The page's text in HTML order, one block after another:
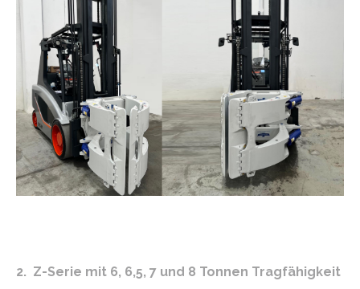
2. Z-Serie mit 6, 6,5, 7 und 8 Tonnen Tragfähigkeit